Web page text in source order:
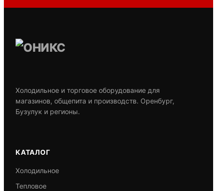
Холодильное и торговое оборудование для
магазинов, общепита и производств. Оренбург,
Бузулук и регионы.
КАТАЛОГ
Холодильное
Тепловое